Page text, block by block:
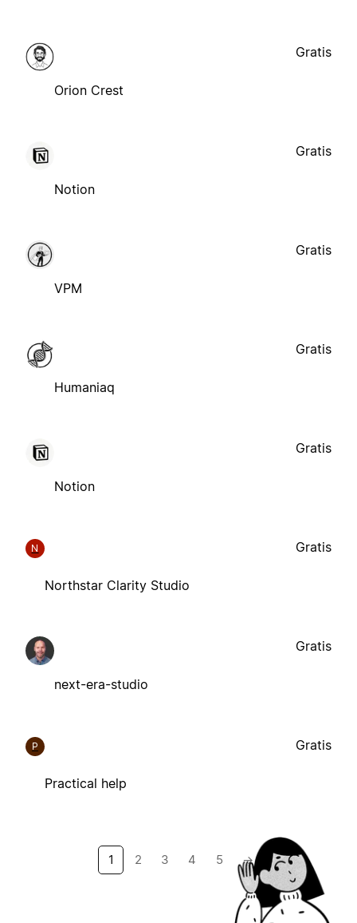
Orion Crest
Gratis
Notion
Gratis
VPM
Gratis
Humaniaq
Gratis
Notion
Gratis
N
Northstar Clarity Studio
Gratis
next-era-studio
Gratis
P
Practical help
Gratis
1 2 3 4 5 →